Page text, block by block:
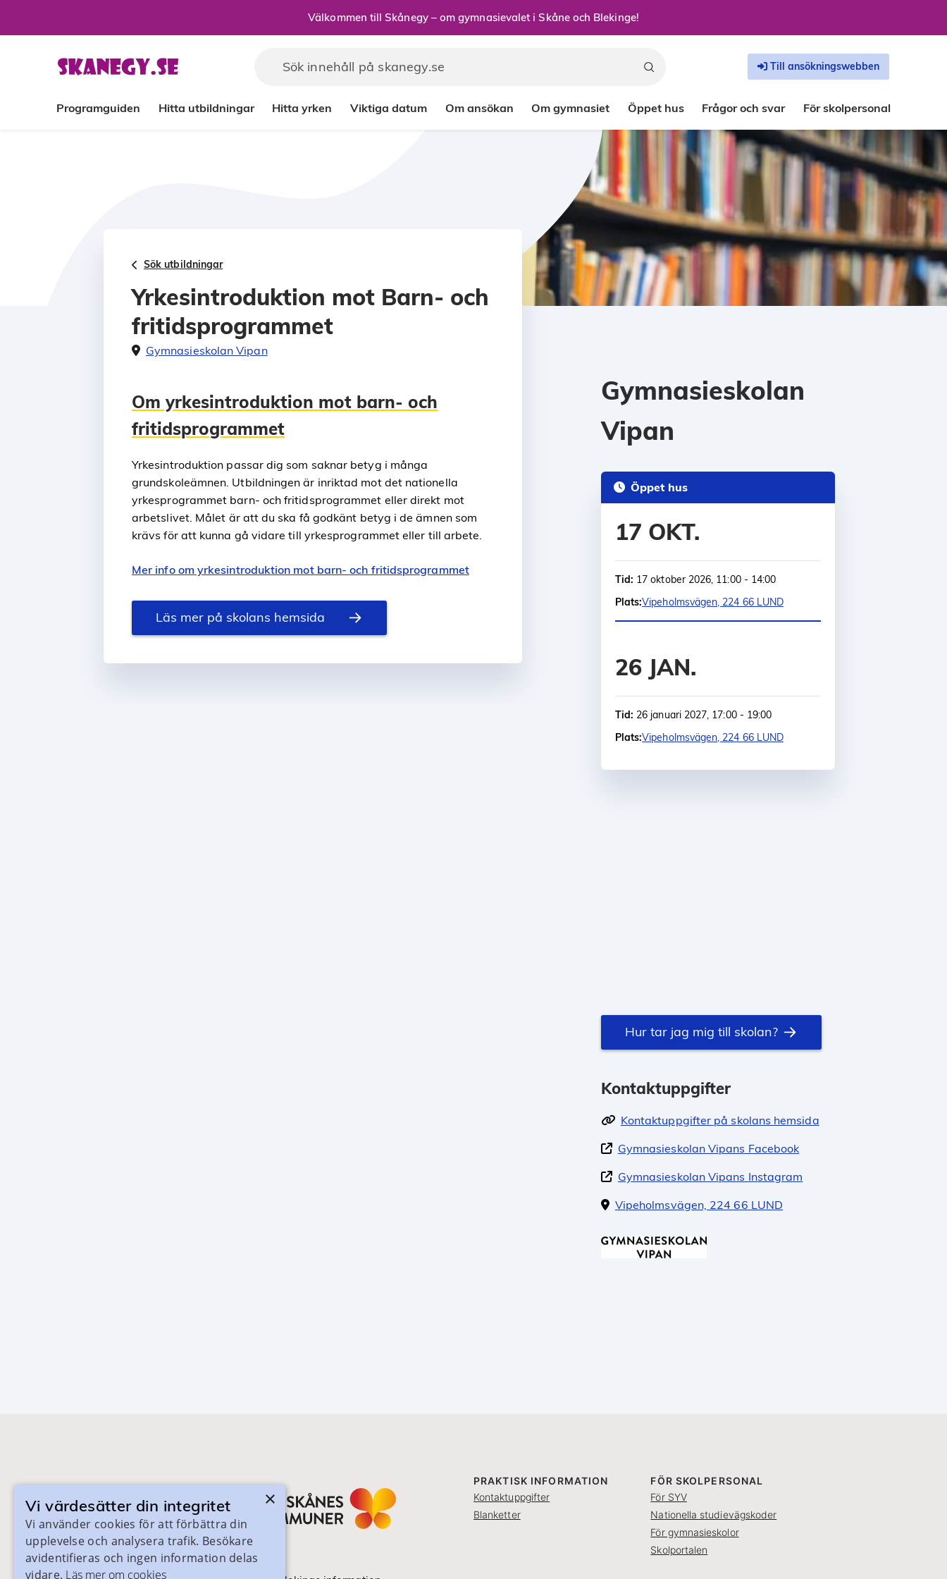
Välkommen till Skånegy – om gymnasievalet i Skåne och Blekinge!
Programguiden Hitta utbildningar Hitta yrken Viktiga datum Om ansökan Om gymnasiet Öppet hus Frågor och svar För skolpersonal
Till ansökningswebben
Sök utbildningar
Yrkesintroduktion mot Barn- och
fritidsprogrammet
Gymnasieskolan Vipan
Om yrkesintroduktion mot barn- och
fritidsprogrammet
Yrkesintroduktion passar dig som saknar betyg i många
grundskoleämnen. Utbildningen är inriktad mot det nationella
yrkesprogrammet barn- och fritidsprogrammet eller direkt mot
arbetslivet. Målet är att du ska få godkänt betyg i de ämnen som
krävs för att kunna gå vidare till yrkesprogrammet eller till arbete.
Mer info om yrkesintroduktion mot barn- och fritidsprogrammet
Läs mer på skolans hemsida
Gymnasieskolan
Vipan
Öppet hus
17 OKT.
Tid: 17 oktober 2026, 11:00 - 14:00
Plats:Vipeholmsvägen, 224 66 LUND
26 JAN.
Tid: 26 januari 2027, 17:00 - 19:00
Plats:Vipeholmsvägen, 224 66 LUND
Hur tar jag mig till skolan?
Kontaktuppgifter
Kontaktuppgifter på skolans hemsida
Gymnasieskolan Vipans Facebook
Gymnasieskolan Vipans Instagram
Vipeholmsvägen, 224 66 LUND
PRAKTISK INFORMATION
Kontaktuppgifter
Blanketter
FÖR SKOLPERSONAL
För SYV
Nationella studievägskoder
För gymnasieskolor
Skolportalen
×
Vi värdesätter din integritet
Vi använder cookies för att förbättra din
upplevelse och analysera trafik. Besökare
avidentifieras och ingen information delas
vidare. Läs mer om cookies